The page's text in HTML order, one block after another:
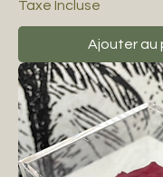
Taxe Incluse
Ajouter au